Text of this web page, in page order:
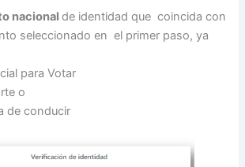
nacionalde identidad que coincida con
seleccionado en el primer paso, ya
para Votar
o
de conducir